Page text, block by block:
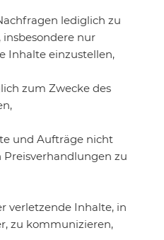
lediglich zu
insbesondere nur
Inhalte einzustellen,
zum Zwecke des
und Aufträge nicht
zu
verletzende Inhalte, in
zu kommunizieren,